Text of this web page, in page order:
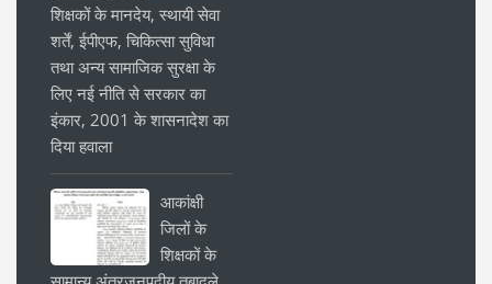
शिक्षकों के मानदेय, स्थायी सेवा
शर्तें, ईपीएफ, चिकित्सा सुविधा
तथा अन्य सामाजिक सुरक्षा के
लिए नई नीति से सरकार का
इंकार, 2001 के शासनादेश का
दिया हवाला
आकांक्षी
जिलों के
शिक्षकों के